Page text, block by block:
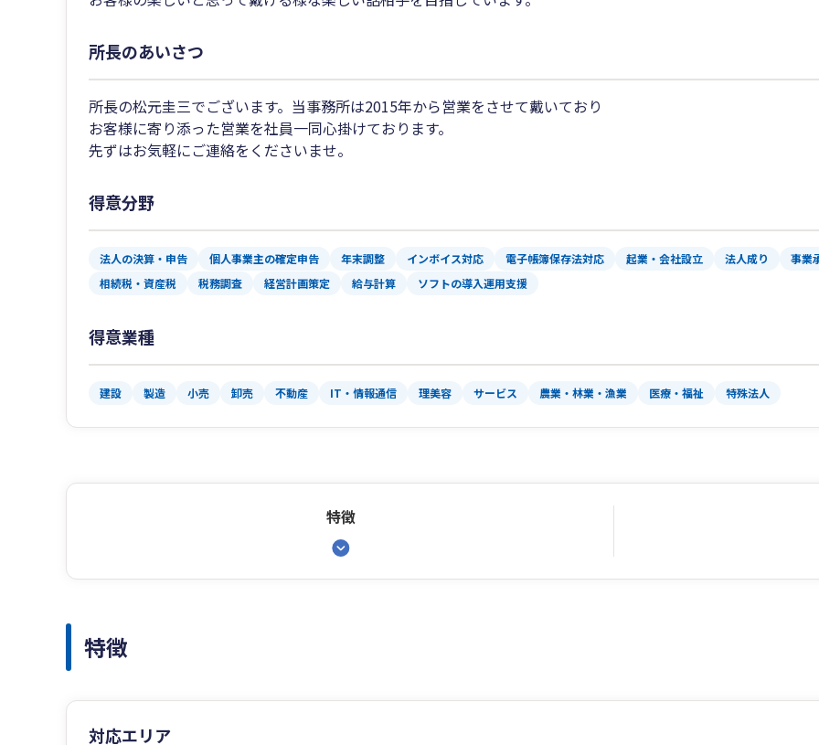
所長のあいさつ
所長の松元圭三でございます。当事務所は2015年から営業をさせて戴いており
お客様に寄り添った営業を社員一同心掛けております。
先ずはお気軽にご連絡をくださいませ。
得意分野
法人の決算・申告 個人事業主の確定申告 年末調整 インボイス対応 電子帳簿保存法対応 起業・会社設立 法人成り
事業
相続税・資産税
税務調査 経営計画策定 給与計算 ソフトの導入運用支援
得意業種
建設 製造 小売 卸売 不動産 IT・情報通信 理美容 サービス 農業・林業・漁業 医療・福祉 特殊法人
特徴
特徴
対応エリア